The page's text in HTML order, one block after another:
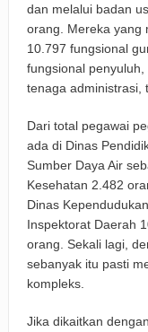
dan melalui badan
orang. Mereka yang
10.797 fungsional
fungsional
tenaga administrasi,
Dari total pegawai
ada di Dinas
Sumber Daya Air
Kesehatan 2.482
Dinas
Inspektorat Daerah
orang. Sekali lagi,
sebanyak itu pasti
kompleks.
Jika dikaitkan